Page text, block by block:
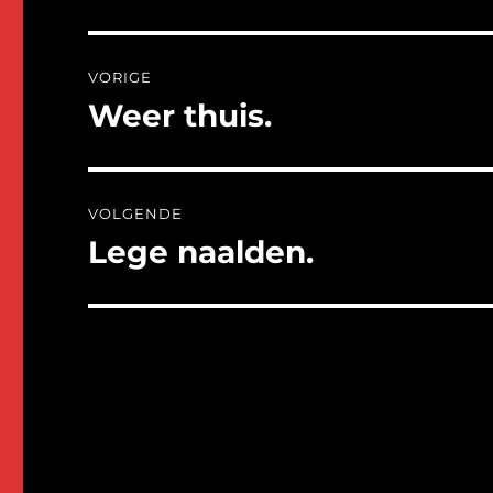
navigatie
VORIGE
Vorig
Weer thuis.
VOLGENDE
Volgend
Lege naalden.